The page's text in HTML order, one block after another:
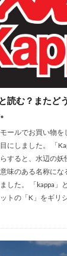
読む？またど
ールでお買い物
にしました。 「
すると、水辺の
味のある名称に
した。 「kappa」
トの「K」をギリ